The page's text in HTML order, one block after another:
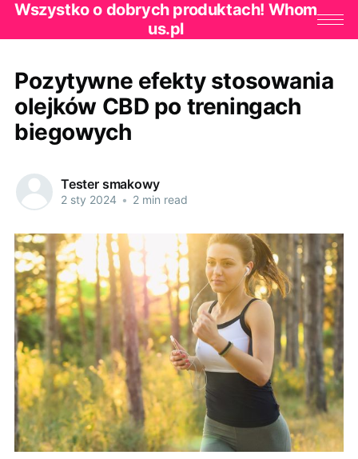
Wszystko o dobrych produktach! Whom
us.pl
Pozytywne efekty stosowania
olejków CBD po treningach
biegowych
Tester smakowy
2 sty 2024 • 2 min read